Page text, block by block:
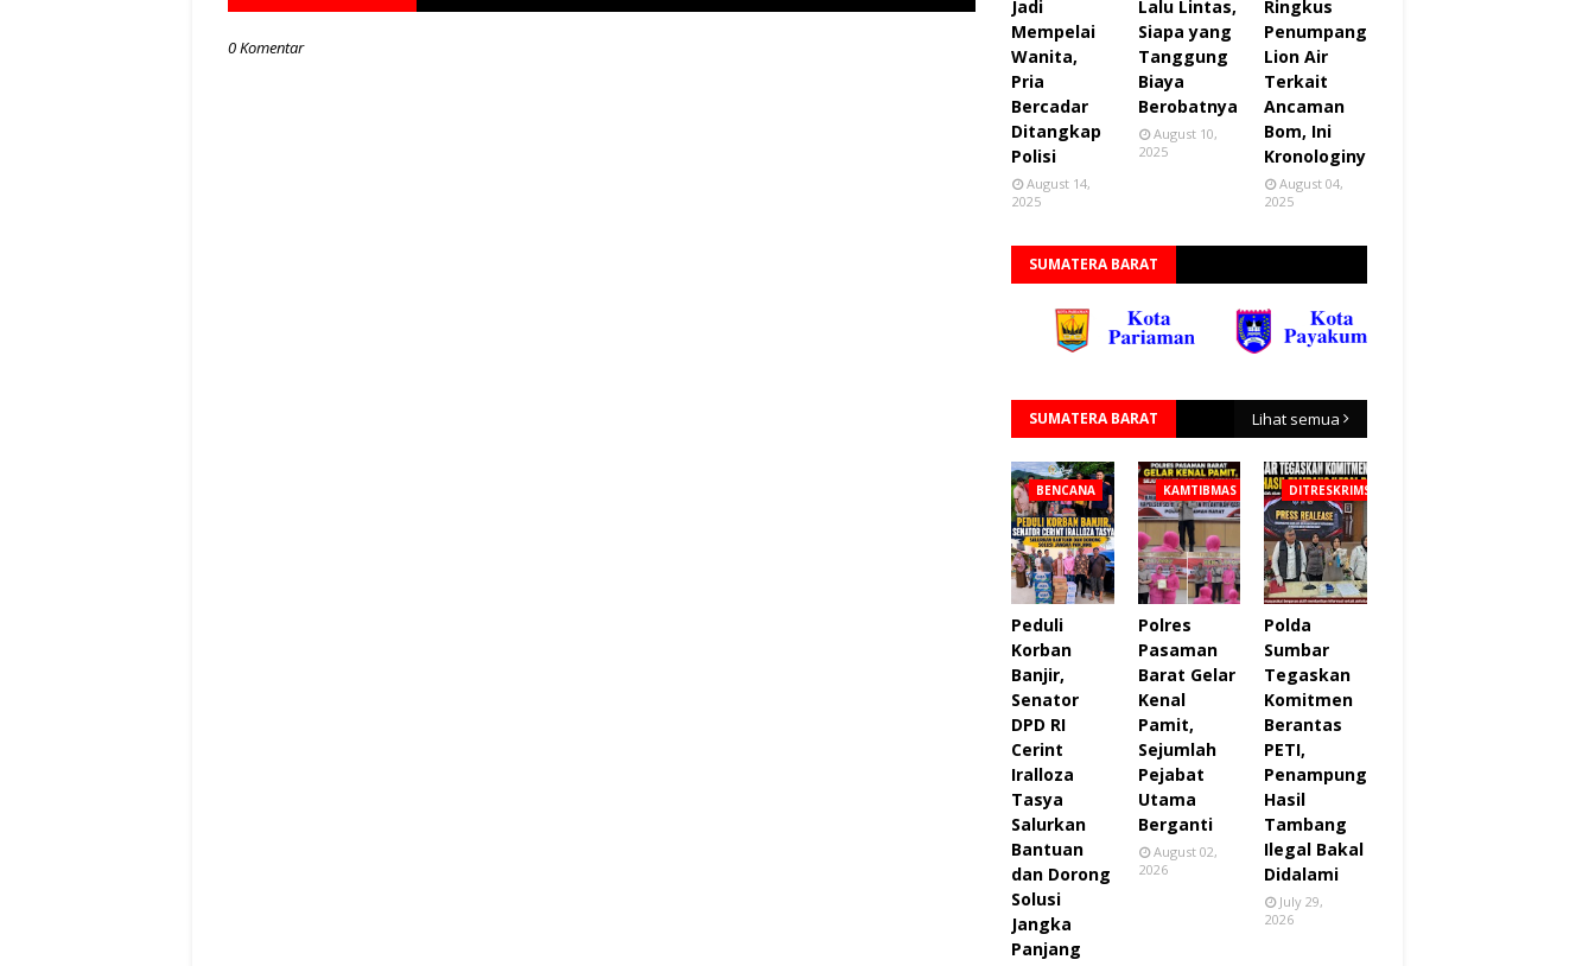
0 Komentar
Jadi
Mempelai
Wanita,
Pria
Bercadar
Ditangkap
Polisi
August 14,
2025
Lalu Lintas,
Siapa yang
Tanggung
Biaya
Berobatnya
August 10,
2025
Ringkus
Penumpang
Lion Air
Terkait
Ancaman
Bom, Ini
Kronologinya
August 04,
2025
SUMATERA BARAT
SUMATERA BARAT Lihat semua
BENCANA
Peduli
Korban
Banjir,
Senator
DPD RI
Cerint
Iralloza
Tasya
Salurkan
Bantuan
dan Dorong
Solusi
Jangka
Panjang
KAMTIBMAS
Polres
Pasaman
Barat Gelar
Kenal
Pamit,
Sejumlah
Pejabat
Utama
Berganti
August 02,
2026
DITRESKRIMSUS
Polda
Sumbar
Tegaskan
Komitmen
Berantas
PETI,
Penampung
Hasil
Tambang
Ilegal Bakal
Didalami
July 29,
2026